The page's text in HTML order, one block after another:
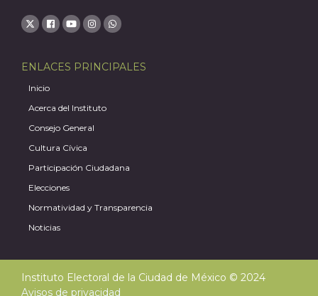
ENLACES PRINCIPALES
Inicio
Acerca del Instituto
Consejo General
Cultura Cívica
Participación Ciudadana
Elecciones
Normatividad y Transparencia
Noticias
Instituto Electoral de la Ciudad de México © 2024
Avisos de privacidad